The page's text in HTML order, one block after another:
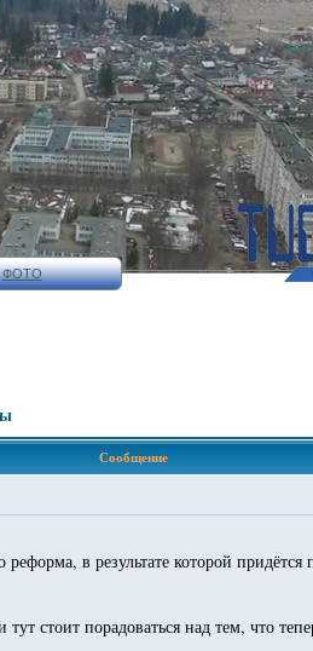
ФОТО
Сообщение
в результате которой
стоит порадоваться над тем, что